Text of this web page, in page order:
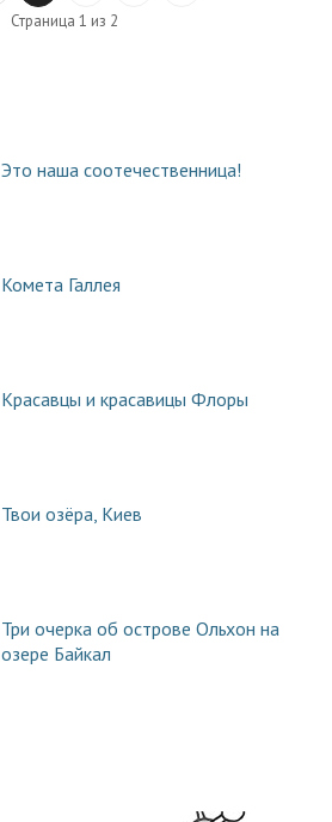
Страница 1 из 2
Это наша соотечественница!
Комета Галлея
Красавцы и красавицы Флоры
Твои озёра, Киев
Три очерка об острове Ольхон на
озере Байкал